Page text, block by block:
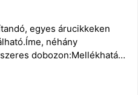
egyes árucikkeken
néhány
dobozon:Mellékhatá…